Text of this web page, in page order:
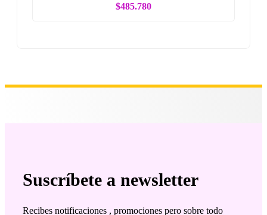
$485.780
Suscríbete a newsletter
Recibes notificaciones , promociones pero sobre todo